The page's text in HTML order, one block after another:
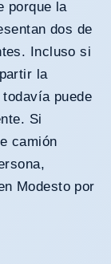
porque la
dos de
Incluso si
la
puede
Si
camión
Modesto por